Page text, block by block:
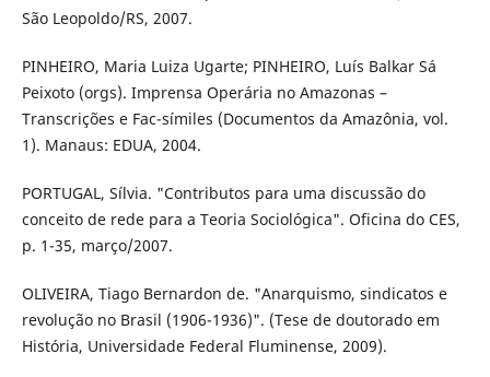
São Leopoldo/RS, 2007.
PINHEIRO, Maria Luiza Ugarte; PINHEIRO, Luís Balkar Sá
Peixoto (orgs). Imprensa Operária no Amazonas –
Transcrições e Fac-símiles (Documentos da Amazônia, vol.
1). Manaus: EDUA, 2004.
PORTUGAL, Sílvia. "Contributos para uma discussão do
conceito de rede para a Teoria Sociológica". Oficina do CES,
p. 1-35, março/2007.
OLIVEIRA, Tiago Bernardon de. "Anarquismo, sindicatos e
revolução no Brasil (1906-1936)". (Tese de doutorado em
História, Universidade Federal Fluminense, 2009).